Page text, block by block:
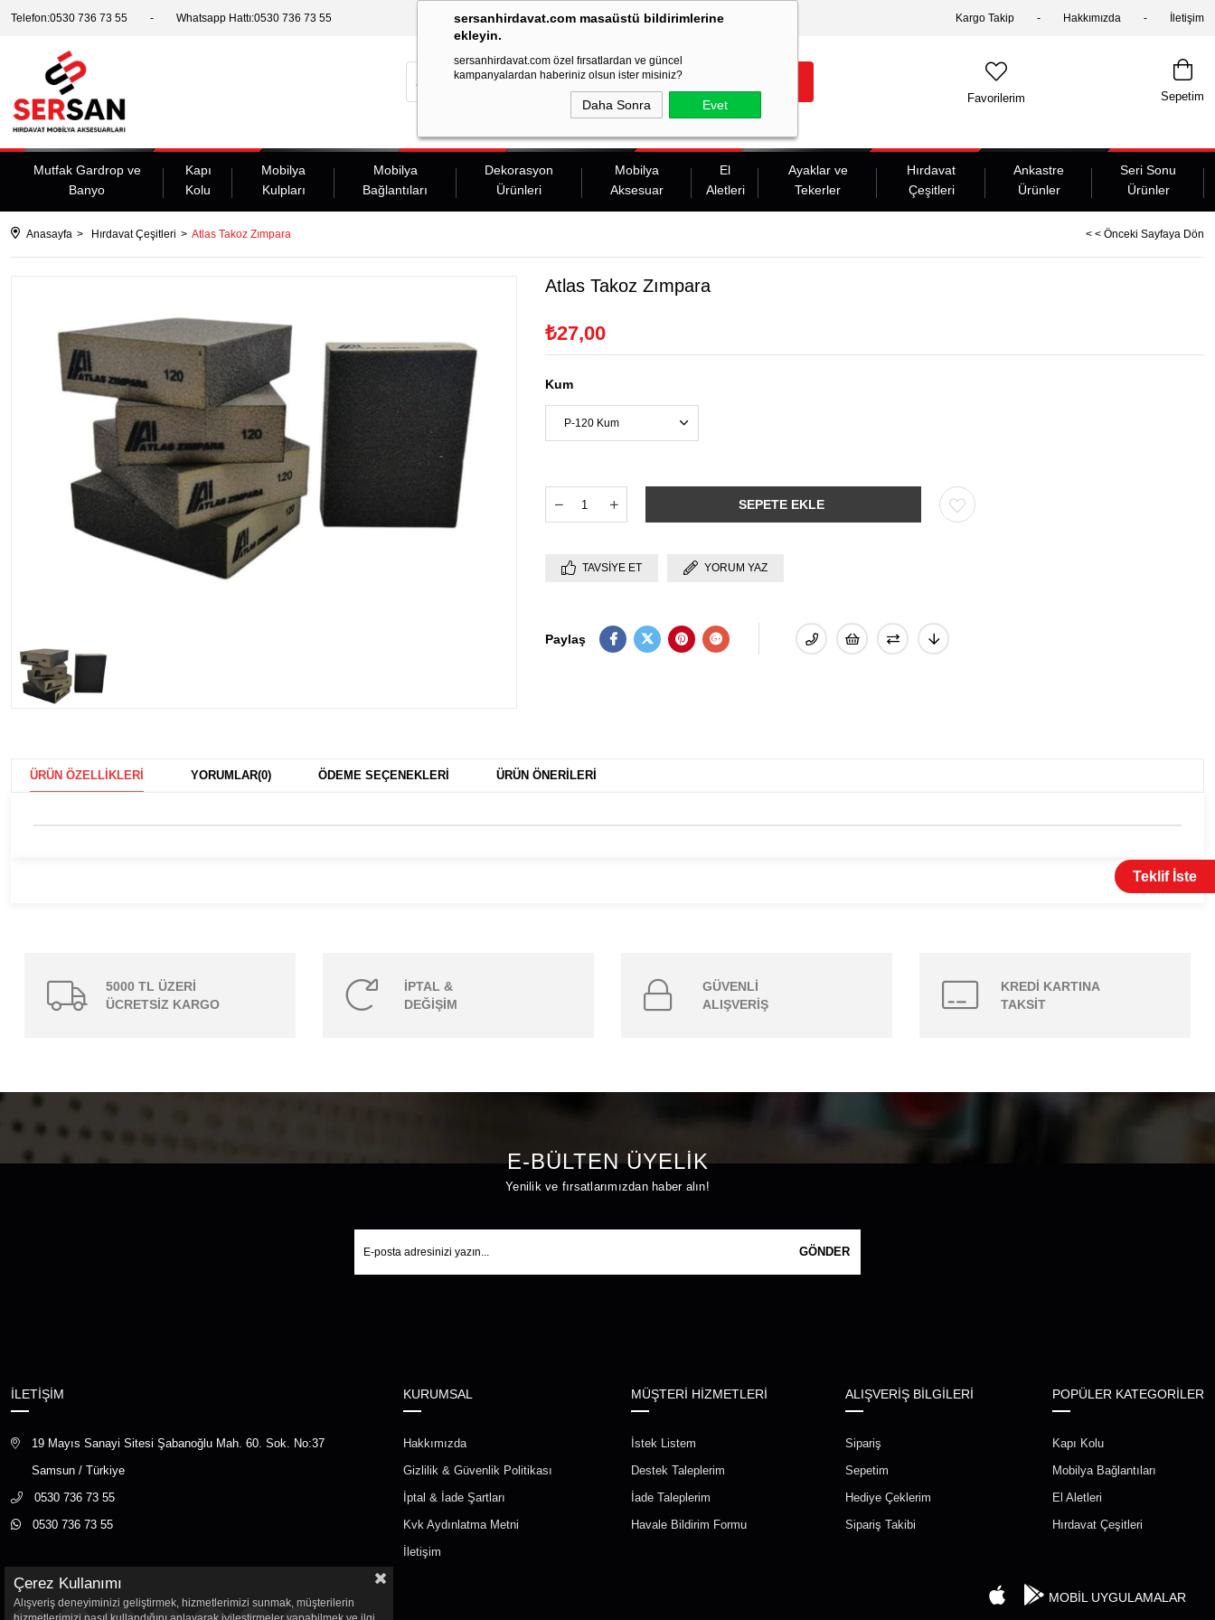
sersanhirdavat.com masaüstü bildirimlerine
ekleyin.
sersanhirdavat.com özel fırsatlardan ve güncel
kampanyalardan haberiniz olsun ister misiniz?
Daha Sonra Evet
Telefon:0530 736 73 55 Whatsapp Hattı:0530 736 73 55 Kargo Takip Hakkımızda İletişim
Teklif İste
Sepetim
Favorilerim
Mutfak Gardrop ve
Banyo
Kapı
Kolu
Mobilya
Kulpları
Mobilya
Bağlantıları
Dekorasyon
Ürünleri
Mobilya
Aksesuar
El
Aletleri
Ayaklar ve
Tekerler
Hırdavat
Çeşitleri
Ankastre
Ürünler
Seri Sonu
Ürünler
Anasayfa Hırdavat Çeşitleri Atlas Takoz Zımpara < < Önceki Sayfaya Dön
Atlas Takoz Zımpara
₺27,00
Kum
TAVSIYE ET YORUM YAZ
Paylaş
ÜRÜN ÖZELLIKLERI YORUMLAR(0) ÖDEME SEÇENEKLERI ÜRÜN ÖNERILERI
5000 TL ÜZERİ
ÜCRETSİZ KARGO
İPTAL &
DEĞİŞİM
GÜVENLİ
ALIŞVERİŞ
KREDİ KARTINA
TAKSİT
E-BÜLTEN ÜYELİK
Yenilik ve fırsatlarımızdan haber alın!
GÖNDER
İLETİŞİM
19 Mayıs Sanayi Sitesi Şabanoğlu Mah. 60. Sok. No:37
Samsun / Türkiye
0530 736 73 55
0530 736 73 55
KURUMSAL
Hakkımızda
Gizlilik & Güvenlik Politikası
İptal & İade Şartları
Kvk Aydınlatma Metni
İletişim
MÜŞTERİ HİZMETLERİ
İstek Listem
Destek Taleplerim
İade Taleplerim
Havale Bildirim Formu
ALIŞVERİŞ BİLGİLERİ
Sipariş
Sepetim
Hediye Çeklerim
Sipariş Takibi
POPÜLER KATEGORİLER
Kapı Kolu
Mobilya Bağlantıları
El Aletleri
Hırdavat Çeşitleri
MOBİL UYGULAMALAR
Çerez Kullanımı
Alışveriş deneyiminizi geliştirmek, hizmetlerimizi sunmak, müşterilerin